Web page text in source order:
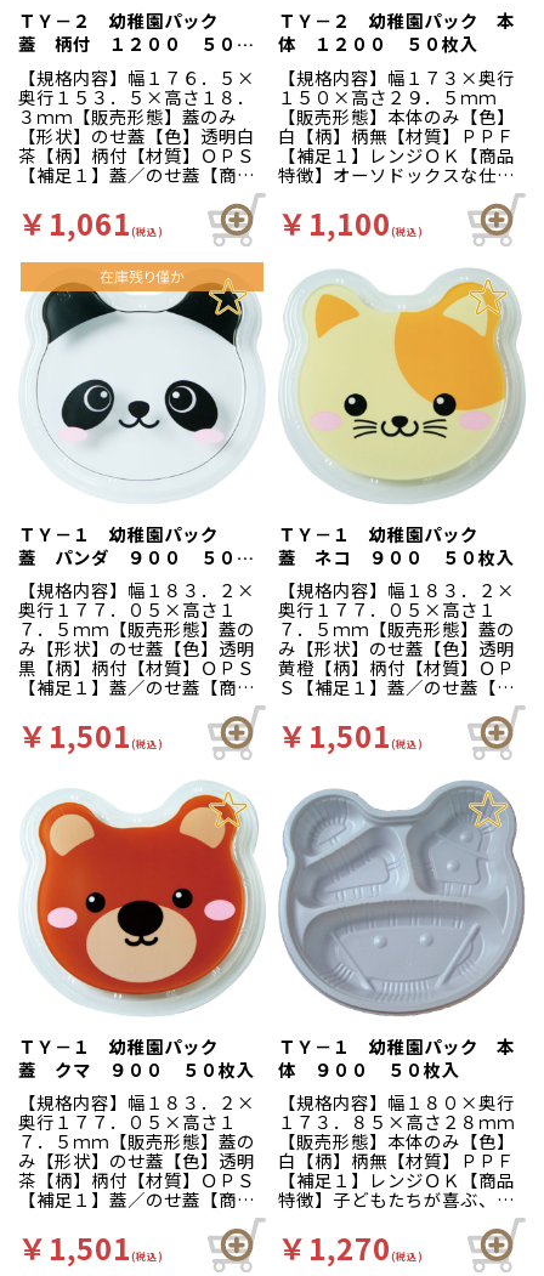
ＴＹ－２ 幼稚園パック
蓋 柄付 １２００ ５０枚
入
【規格内容】幅１７６．５×
奥行１５３．５×高さ１８．
３ｍｍ【販売形態】蓋のみ
【形状】のせ蓋【色】透明白
茶【柄】柄付【材質】ＯＰＳ
【補足１】蓋／のせ蓋【商品
特徴】オーソドックスな仕切
りで使いやすい園児用の容器
です。
￥1,061(税込)
ＴＹ－２ 幼稚園パック 本
体 １２００ ５０枚入
【規格内容】幅１７３×奥行
１５０×高さ２９．５ｍｍ
【販売形態】本体のみ【色】
白【柄】柄無【材質】ＰＰＦ
【補足１】レンジＯＫ【商品
特徴】オーソドックスな仕切
りで使いやすい園児用の容器
です。
￥1,100(税込)
ＴＹ－１ 幼稚園パック
蓋 パンダ ９００ ５０枚
入
【規格内容】幅１８３．２×
奥行１７７．０５×高さ１
７．５ｍｍ【販売形態】蓋の
み【形状】のせ蓋【色】透明
黒【柄】柄付【材質】ＯＰＳ
【補足１】蓋／のせ蓋【商品
特徴】子どもたちが喜ぶ、か
わいいアニマル柄のお弁当箱
です。 ※パンダは透明蓋と
￥1,501(税込)
ＴＹ－１ 幼稚園パック
蓋 ネコ ９００ ５０枚入
【規格内容】幅１８３．２×
奥行１７７．０５×高さ１
７．５ｍｍ【販売形態】蓋の
み【形状】のせ蓋【色】透明
黄橙【柄】柄付【材質】ＯＰ
Ｓ【補足１】蓋／のせ蓋【商
品特徴】子どもたちが喜ぶ、
かわいいアニマル柄のお弁当
箱です。
￥1,501(税込)
ＴＹ－１ 幼稚園パック
蓋 クマ ９００ ５０枚入
【規格内容】幅１８３．２×
奥行１７７．０５×高さ１
７．５ｍｍ【販売形態】蓋の
み【形状】のせ蓋【色】透明
茶【柄】柄付【材質】ＯＰＳ
【補足１】蓋／のせ蓋【商品
特徴】子どもたちが喜ぶ、か
わいいアニマル柄のお弁当箱
です。
￥1,501(税込)
ＴＹ－１ 幼稚園パック 本
体 ９００ ５０枚入
【規格内容】幅１８０×奥行
１７３．８５×高さ２８ｍｍ
【販売形態】本体のみ【色】
白【柄】柄無【材質】ＰＰＦ
【補足１】レンジＯＫ【商品
特徴】子どもたちが喜ぶ、か
わいいアニマル柄のお弁当箱
です。
￥1,270(税込)